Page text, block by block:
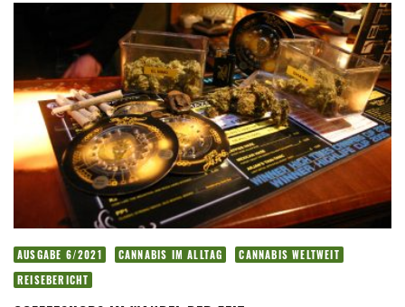
AUSGABE 6/2021 CANNABIS IM ALLTAG
CANNABIS WELTWEIT
REISEBERICHT